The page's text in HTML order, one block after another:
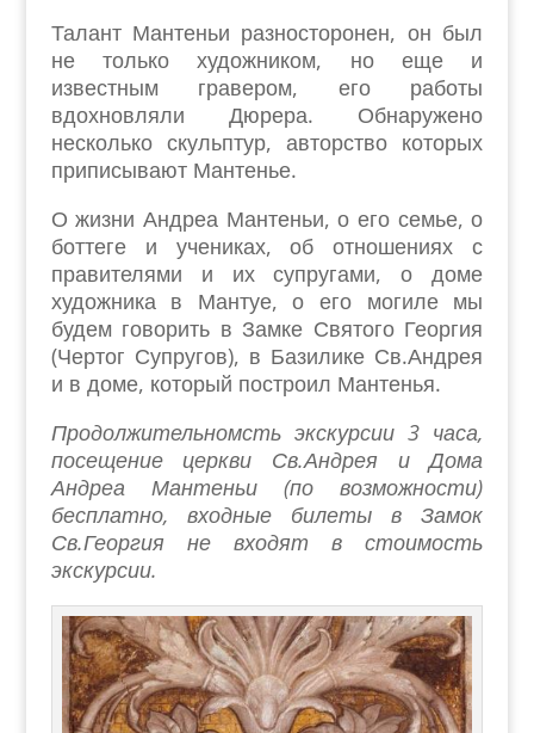
Талант Мантеньи разносторонен, он был
не только художником, но еще и
известным гравером, его работы
вдохновляли Дюрера. Обнаружено
несколько скульптур, авторство которых
приписывают Мантенье.
О жизни Андреа Мантеньи, о его семье, о
боттеге и учениках, об отношениях с
правителями и их супругами, о доме
художника в Мантуе, о его могиле мы
будем говорить в Замке Святого Георгия
(Чертог Супругов), в Базилике Св.Андрея
и в доме, который построил Мантенья.
Продолжительномсть экскурсии 3 часа,
посещение церкви Св.Андрея и Дома
Андреа Мантеньи (по возможности)
бесплатно, входные билеты в Замок
Св.Георгия не входят в стоимость
экскурсии.